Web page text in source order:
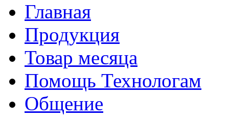
Главная
Продукция
Товар месяца
Помощь Технологам
Общение